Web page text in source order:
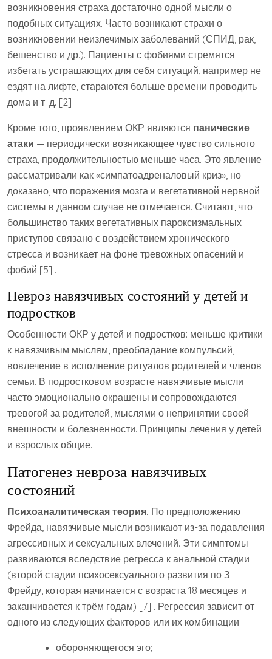
возникновения страха достаточно одной мысли о
подобных ситуациях. Часто возникают страхи о
возникновении неизлечимых заболеваний (СПИД, рак,
бешенство и др.). Пациенты с фобиями стремятся
избегать устрашающих для себя ситуаций, например не
ездят на лифте, стараются больше времени проводить
дома и т. д. [2]
Кроме того, проявлением ОКР являются панические
атаки — периодически возникающее чувство сильного
страха, продолжительностью меньше часа. Это явление
рассматривали как «симпатоадреналовый криз», но
доказано, что поражения мозга и вегетативной нервной
системы в данном случае не отмечается. Считают, что
большинство таких вегетативных пароксизмальных
приступов связано с воздействием хронического
стресса и возникает на фоне тревожных опасений и
фобий [5] .
Невроз навязчивых состояний у детей и
подростков
Особенности ОКР у детей и подростков: меньше критики
к навязчивым мыслям, преобладание компульсий,
вовлечение в исполнение ритуалов родителей и членов
семьи. В подростковом возрасте навязчивые мысли
часто эмоционально окрашены и сопровождаются
тревогой за родителей, мыслями о непринятии своей
внешности и болезненности. Принципы лечения у детей
и взрослых общие.
Патогенез невроза навязчивых
состояний
Психоаналитическая теория. По предположению
Фрейда, навязчивые мысли возникают из-за подавления
агрессивных и сексуальных влечений. Эти симптомы
развиваются вследствие регресса к анальной стадии
(второй стадии психосексуального развития по З.
Фрейду, которая начинается с возраста 18 месяцев и
заканчивается к трём годам) [7] . Регрессия зависит от
одного из следующих факторов или их комбинации:
обороняющегося эго;